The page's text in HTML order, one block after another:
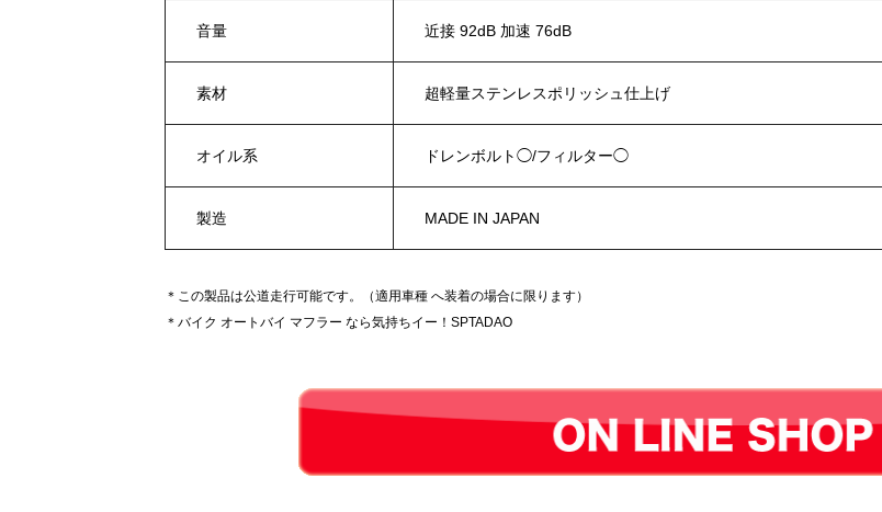
音量 近接 92dB 加速 76dB
素材 超軽量ステンレスポリッシュ仕上げ
オイル系 ドレンボルト◯/フィルター◯
製造 MADE IN JAPAN
＊この製品は公道走行可能です。（適用車種 へ装着の場合に限ります）
＊バイク オートバイ マフラー なら気持ちイー！SPTADAO